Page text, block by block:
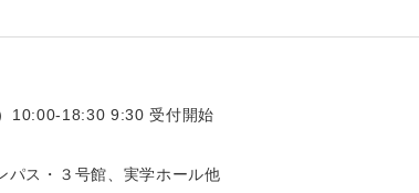
18:30 9:30 受付開始
ス・３号館、実学ホール他